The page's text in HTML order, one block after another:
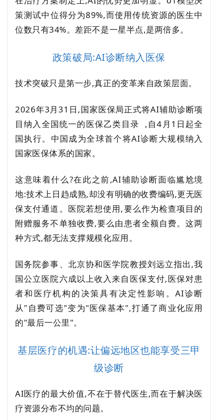
策测试中位得分为89%,而使用传统资源的医生中
位数只有34%。差距不是一星半点,是两倍多。
政策破局:AI诊断纳入医保
技术突破只是第一步,真正的变革来自政策层面。
2026年3月31日,国家医保局正式将AI辅助诊断项
目纳入全国统一的医保乙类目录
,自4月1日起全
国执行。中国成为全球首个将AI诊断大规模纳入
国家医保体系的国家。
这意味着什么?在此之前,AI辅助诊断面临尴尬境
地:技术上日趋成熟,却没有明确的收费编码,更无医
保支付通道。医院若想使用,要么作为检查项目的
附赠服务不单独收费,要么由患者全额自费。这两
种方式,都无法支撑规模化应用。
国务院参事、北京协和医学院教授刘远立指出,我
国公立医院六成以上收入来自医保支付,医保对患
者和医疗机构的决策具有决定性影响。AI诊断
从"自费可选"变为"医保基本",打通了商业化应用
的"最后一公里"。
基层医疗的机遇:让偏远地区也能享受三甲
级诊断
AI医疗的最大价值,不在于替代医生,而在于解决医
疗资源分布不均的问题。